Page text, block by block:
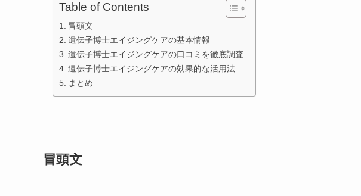
Table of Contents
冒頭文
遺伝子博士エイジングケアの基本情報
遺伝子博士エイジングケアの口コミを徹底調査
遺伝子博士エイジングケアの効果的な活用法
まとめ
冒頭文